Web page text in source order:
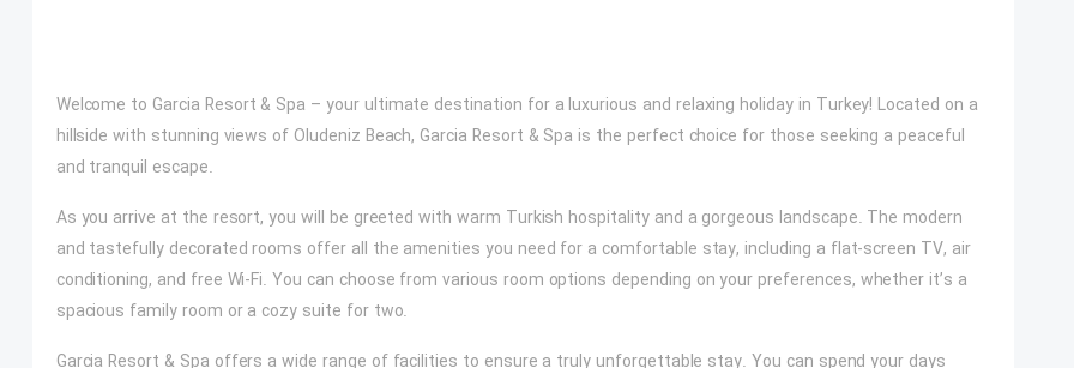
Welcome to Garcia Resort & Spa – your ultimate destination for a luxurious and relaxing holiday in Turkey! Located on a
hillside with stunning views of Oludeniz Beach, Garcia Resort & Spa is the perfect choice for those seeking a peaceful
and tranquil escape.
As you arrive at the resort, you will be greeted with warm Turkish hospitality and a gorgeous landscape. The modern
and tastefully decorated rooms offer all the amenities you need for a comfortable stay, including a flat-screen TV, air
conditioning, and free Wi-Fi. You can choose from various room options depending on your preferences, whether it’s a
spacious family room or a cozy suite for two.
Garcia Resort & Spa offers a wide range of facilities to ensure a truly unforgettable stay. You can spend your days